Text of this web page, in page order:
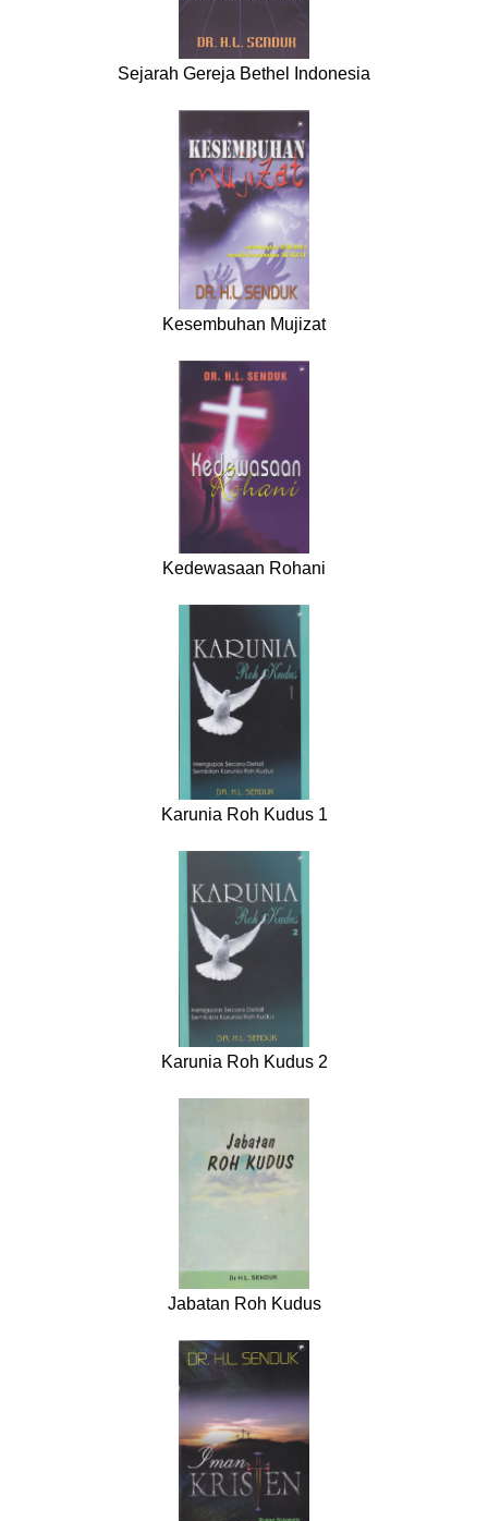
Sejarah Gereja Bethel Indonesia
Kesembuhan Mujizat
Kedewasaan Rohani
Karunia Roh Kudus 1
Karunia Roh Kudus 2
Jabatan Roh Kudus